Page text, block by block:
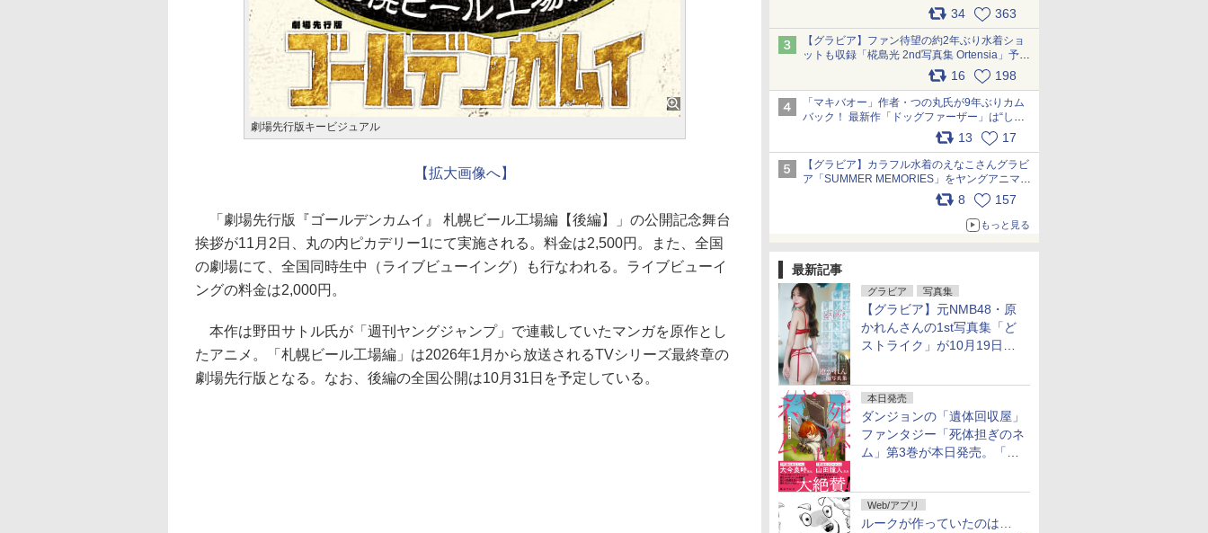
売 pic.x.com/2Mo85ZlRvK
34 363
【グラビア】ファン待望の約2年ぶり水着ショ
ットも収録「椛島光 2nd写真集 Ortensia」予約
16 198
「マキバオー」作者・つの丸氏が9年ぶりカム
バック！ 最新作「ドッグファーザー」は“しゃ
べらない動物”とのリアルな暮らしを描く 「も
うこれ以上の幸せはない」……一緒に暮らす愛
犬たちへ… pic.x.com/hEr88DgVyD
13 17
【グラビア】カラフル水着のえなこさんグラビ
ア「SUMMER MEMORIES」をヤングアニマル
Webで公開中 pic.x.com/wdmmjZ7DnV
8 157
もっと見る
最新記事
グラビア 写真集
【グラビア】元NMB48・原
かれんさんの1st写真集「ど
ストライク」が10月19日発
本日発売
ダンジョンの「遺体回収屋」
ファンタジー「死体担ぎのネ
ム」第3巻が本日発売。「フ
Web/アプリ
ルークが作っていたのは…
劇場先行版キービジュアル
【拡大画像へ】
「劇場先行版『ゴールデンカムイ』 札幌ビール工場編【後編】」の公開記念舞台
挨拶が11月2日、丸の内ピカデリー1にて実施される。料金は2,500円。また、全国
の劇場にて、全国同時生中（ライブビューイング）も行なわれる。ライブビューイ
ングの料金は2,000円。
本作は野田サトル氏が「週刊ヤングジャンプ」で連載していたマンガを原作とし
たアニメ。「札幌ビール工場編」は2026年1月から放送されるTVシリーズ最終章の
劇場先行版となる。なお、後編の全国公開は10月31日を予定している。